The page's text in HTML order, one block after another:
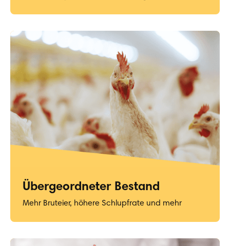
Übergeordneter Bestand
Mehr Bruteier, höhere Schlupfrate und mehr